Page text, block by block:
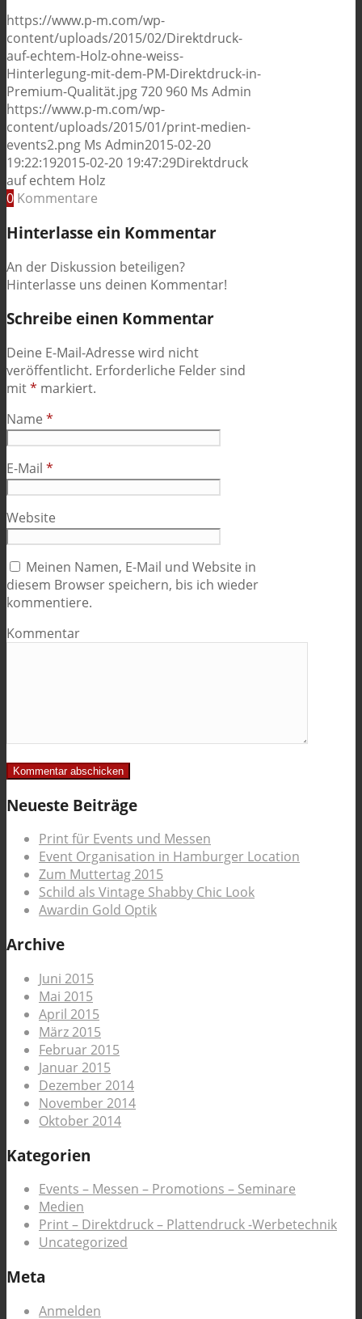
https://www.p-m.com/wp-
content/uploads/2015/02/Direktdruck-
auf-echtem-Holz-ohne-weiss-
Hinterlegung-mit-dem-PM-Direktdruck-in-
Premium-Qualität.jpg720 960 Ms Admin
https://www.p-m.com/wp-
content/uploads/2015/01/print-medien-
events2.png Ms Admin2015-02-20
19:22:192015-02-20 19:47:29Direktdruck
auf echtem Holz
0 Kommentare
Hinterlasse ein Kommentar
An der Diskussion beteiligen?
Hinterlasse uns deinen Kommentar!
Schreibe einen Kommentar
Deine E-Mail-Adresse wird nicht
veröffentlicht. Erforderliche Felder sind
mit* markiert.
Name *
E-Mail *
Website
Meinen Namen, E-Mail und Website in
diesem Browser speichern, bis ich wieder
kommentiere.
Kommentar
Neueste Beiträge
Print für Events und Messen
Event Organisation in Hamburger Location
Zum Muttertag 2015
Schild als Vintage Shabby Chic Look
Awardin Gold Optik
Archive
Juni 2015
Mai 2015
April 2015
März 2015
Februar 2015
Januar 2015
Dezember 2014
November 2014
Oktober 2014
Kategorien
Events – Messen – Promotions – Seminare
Medien
Print – Direktdruck – Plattendruck -Werbetechnik
Uncategorized
Meta
Anmelden